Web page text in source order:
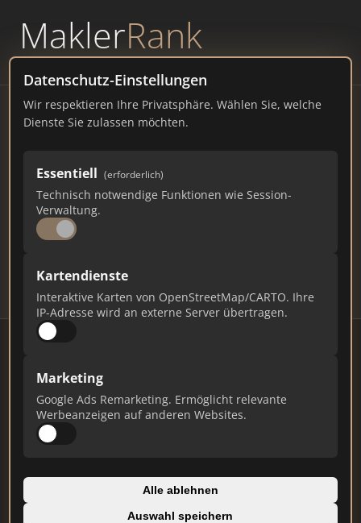
MaklerRank
powered byWAVEPOINT
Datenschutz-Einstellungen
Wir respektieren Ihre Privatsphäre. Wählen Sie, welche
Dienste Sie zulassen möchten.
Essentiell (erforderlich)
Technisch notwendige Funktionen wie Session-
Verwaltung.
Kartendienste
Interaktive Karten von OpenStreetMap/CARTO. Ihre
IP-Adresse wird an externe Server übertragen.
Marketing
Google Ads Remarketing. Ermöglicht relevante
Werbeanzeigen auf anderen Websites.
Alle ablehnen
Auswahl speichern
Immobilienmakler
Wüstenrot – Ranking Juli
2026
BADEN-WÜRTTEMBERG
53
Makler Makler-Keywords
Stand: Juli 2026
#
Wüstenrot Bausparkasse AG
wuestenrot.de Dienstleister